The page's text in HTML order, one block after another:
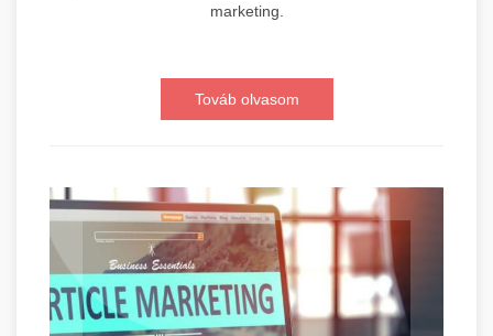
marketing.
Továb olvasom